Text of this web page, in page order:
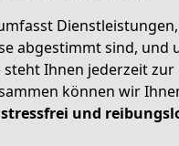
abgestimmt sind, und
steht Ihnen jederzeit zur
können wir
stressfrei und